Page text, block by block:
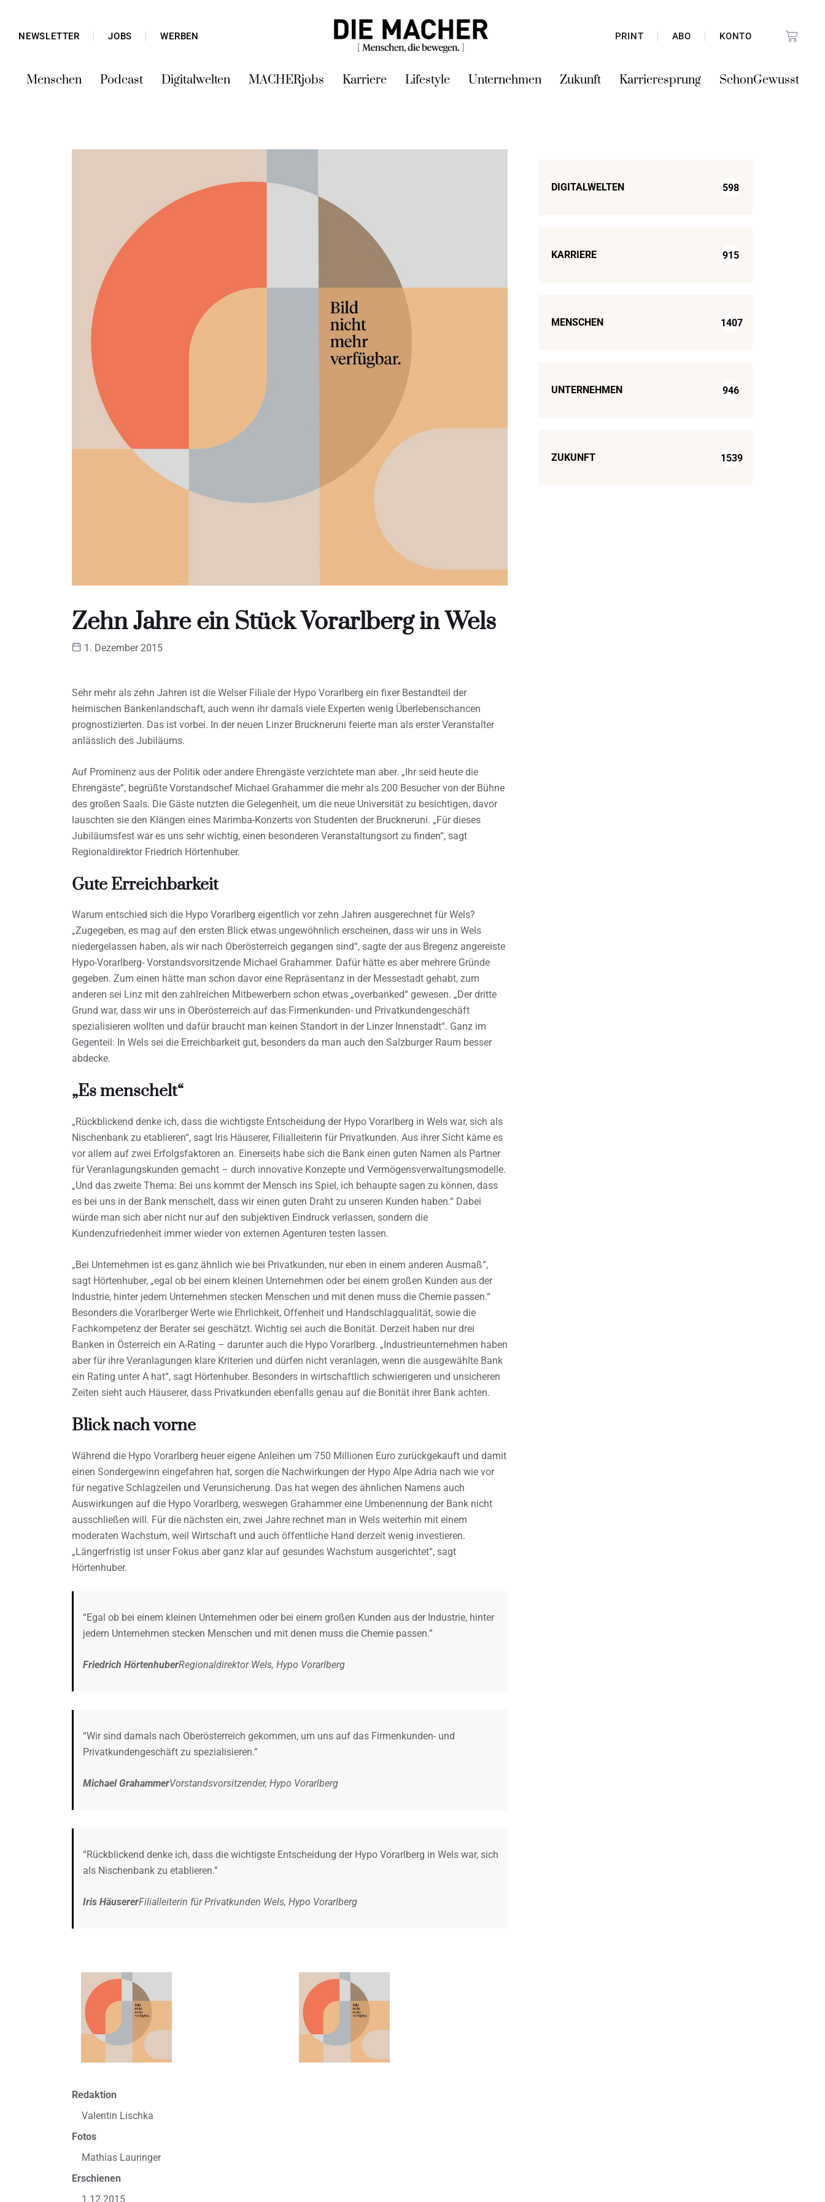
NEWSLETTER JOBS WERBEN PRINT ABO KONTO
Menschen Podcast Digitalwelten MACHERjobs Karriere Lifestyle Unternehmen Zukunft Karrieresprung SchonGewusst
Zehn Jahre ein Stück Vorarlberg in Wels
1. Dezember 2015
Sehr mehr als zehn Jahren ist die Welser Filiale der Hypo Vorarlberg ein fixer Bestandteil der
heimischen Bankenlandschaft, auch wenn ihr damals viele Experten wenig Überlebenschancen
prognostizierten. Das ist vorbei. In der neuen Linzer Bruckneruni feierte man als erster Veranstalter
anlässlich des Jubiläums.
Auf Prominenz aus der Politik oder andere Ehrengäste verzichtete man aber. „Ihr seid heute die
Ehrengäste“, begrüßte Vorstandschef Michael Grahammer die mehr als 200 Besucher von der Bühne
des großen Saals. Die Gäste nutzten die Gelegenheit, um die neue Universität zu besichtigen, davor
lauschten sie den Klängen eines Marimba-Konzerts von Studenten der Bruckneruni. „Für dieses
Jubiläumsfest war es uns sehr wichtig, einen besonderen Veranstaltungsort zu finden“, sagt
Regionaldirektor Friedrich Hörtenhuber.
Gute Erreichbarkeit
Warum entschied sich die Hypo Vorarlberg eigentlich vor zehn Jahren ausgerechnet für Wels?
„Zugegeben, es mag auf den ersten Blick etwas ungewöhnlich erscheinen, dass wir uns in Wels
niedergelassen haben, als wir nach Oberösterreich gegangen sind“, sagte der aus Bregenz angereiste
Hypo-Vorarlberg- Vorstandsvorsitzende Michael Grahammer. Dafür hätte es aber mehrere Gründe
gegeben. Zum einen hätte man schon davor eine Repräsentanz in der Messestadt gehabt, zum
anderen sei Linz mit den zahlreichen Mitbewerbern schon etwas „overbanked“ gewesen. „Der dritte
Grund war, dass wir uns in Oberösterreich auf das Firmenkunden- und Privatkundengeschäft
spezialisieren wollten und dafür braucht man keinen Standort in der Linzer Innenstadt“. Ganz im
Gegenteil: In Wels sei die Erreichbarkeit gut, besonders da man auch den Salzburger Raum besser
abdecke.
„Es menschelt“
„Rückblickend denke ich, dass die wichtigste Entscheidung der Hypo Vorarlberg in Wels war, sich als
Nischenbank zu etablieren“, sagt Iris Häuserer, Filialleiterin für Privatkunden. Aus ihrer Sicht käme es
vor allem auf zwei Erfolgsfaktoren an. Einerseits habe sich die Bank einen guten Namen als Partner
für Veranlagungskunden gemacht – durch innovative Konzepte und Vermögensverwaltungsmodelle.
„Und das zweite Thema: Bei uns kommt der Mensch ins Spiel, ich behaupte sagen zu können, dass
es bei uns in der Bank menschelt, dass wir einen guten Draht zu unseren Kunden haben.“ Dabei
würde man sich aber nicht nur auf den subjektiven Eindruck verlassen, sondern die
Kundenzufriedenheit immer wieder von externen Agenturen testen lassen.
„Bei Unternehmen ist es ganz ähnlich wie bei Privatkunden, nur eben in einem anderen Ausmaß“,
sagt Hörtenhuber, „egal ob bei einem kleinen Unternehmen oder bei einem großen Kunden aus der
Industrie, hinter jedem Unternehmen stecken Menschen und mit denen muss die Chemie passen.“
Besonders die Vorarlberger Werte wie Ehrlichkeit, Offenheit und Handschlagqualität, sowie die
Fachkompetenz der Berater sei geschätzt. Wichtig sei auch die Bonität. Derzeit haben nur drei
Banken in Österreich ein A-Rating – darunter auch die Hypo Vorarlberg. „Industrieunternehmen haben
aber für ihre Veranlagungen klare Kriterien und dürfen nicht veranlagen, wenn die ausgewählte Bank
ein Rating unter A hat“, sagt Hörtenhuber. Besonders in wirtschaftlich schwierigeren und unsicheren
Zeiten sieht auch Häuserer, dass Privatkunden ebenfalls genau auf die Bonität ihrer Bank achten.
Blick nach vorne
Während die Hypo Vorarlberg heuer eigene Anleihen um 750 Millionen Euro zurückgekauft und damit
einen Sondergewinn eingefahren hat, sorgen die Nachwirkungen der Hypo Alpe Adria nach wie vor
für negative Schlagzeilen und Verunsicherung. Das hat wegen des ähnlichen Namens auch
Auswirkungen auf die Hypo Vorarlberg, weswegen Grahammer eine Umbenennung der Bank nicht
ausschließen will. Für die nächsten ein, zwei Jahre rechnet man in Wels weiterhin mit einem
moderaten Wachstum, weil Wirtschaft und auch öffentliche Hand derzeit wenig investieren.
„Längerfristig ist unser Fokus aber ganz klar auf gesundes Wachstum ausgerichtet“, sagt
Hörtenhuber.
“Egal ob bei einem kleinen Unternehmen oder bei einem großen Kunden aus der Industrie, hinter
jedem Unternehmen stecken Menschen und mit denen muss die Chemie passen.”
Friedrich HörtenhuberRegionaldirektor Wels, Hypo Vorarlberg
“Wir sind damals nach Oberösterreich gekommen, um uns auf das Firmenkunden- und
Privatkundengeschäft zu spezialisieren.”
Michael GrahammerVorstandsvorsitzender, Hypo Vorarlberg
“Rückblickend denke ich, dass die wichtigste Entscheidung der Hypo Vorarlberg in Wels war, sich
als Nischenbank zu etablieren.”
Iris HäusererFilialleiterin für Privatkunden Wels, Hypo Vorarlberg
Redaktion
Valentin Lischka
Fotos
Mathias Lauringer
Erschienen
1.12.2015
DIGITALWELTEN 598
KARRIERE 915
MENSCHEN 1407
UNTERNEHMEN 946
ZUKUNFT 1539